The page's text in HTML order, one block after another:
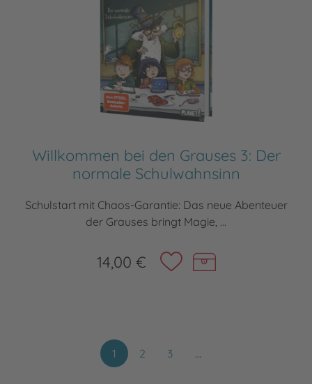
Willkommen bei den Grauses 3: Der
normale Schulwahnsinn
Schulstart mit Chaos-Garantie: Das neue Abenteuer
der Grauses bringt Magie, ...
14,00 €
1 2 3 …